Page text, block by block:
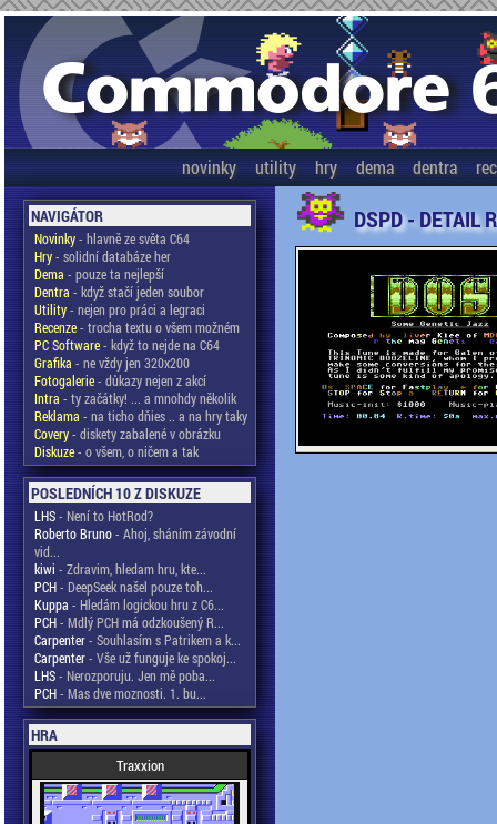
novinky utility hry dema dentra
NAVIGÁTOR
Novinky- hlavně ze světa C64
Hry- solidní databáze her
Dema - pouze ta nejlepší
Dentra - když stačí jeden soubor
Utility- nejen pro práci a legraci
Recenze- trocha textu o všem možném
PC Software- když to nejde na C64
Grafika - ne vždy jen 320x200
Fotogalerie- důkazy nejen z akcí
Intra - ty začátky! ... a mnohdy několik
Reklama - na ticho dňies .. a na hry taky
Covery- diskety zabalené v obrázku
Diskuze- o všem, o ničem a tak
POSLEDNÍCH 10 Z DISKUZE
LHS- Není to HotRod?
Roberto Bruno- Ahoj, sháním závodní
vid...
kiwi - Zdravim, hledam hru, kte...
PCH- DeepSeek našel pouze toh...
Kuppa - Hledám logickou hru z C6...
PCH- Mdlý PCH má odzkoušený R...
Carpenter- Souhlasím s Patrikem a k...
Carpenter- Vše už funguje ke spokoj...
LHS- Nerozporuju. Jen mě poba...
PCH- Mas dve moznosti. 1. bu...
HRA
Traxxion
DSPD - DETAIL